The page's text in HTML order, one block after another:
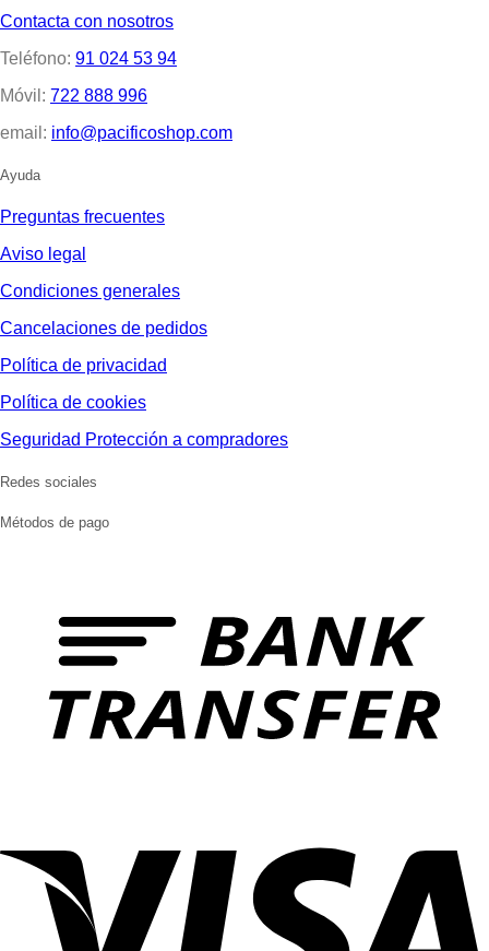
Contacta con nosotros
Teléfono: 91 024 53 94
Móvil: 722 888 996
email: info@pacificoshop.com
Ayuda
Preguntas frecuentes
Aviso legal
Condiciones generales
Cancelaciones de pedidos
Política de privacidad
Política de cookies
Seguridad Protección a compradores
Redes sociales
Métodos de pago